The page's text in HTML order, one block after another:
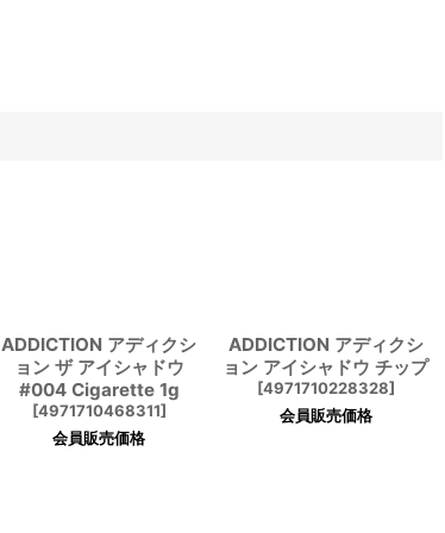
ADDICTION アディクシ
ョン ザ アイシャドウ
#004 Cigarette 1g
[4971710468311]
会員販売価格
ADDICTION アディクシ
ョン アイシャドウ チップ
[4971710228328]
会員販売価格